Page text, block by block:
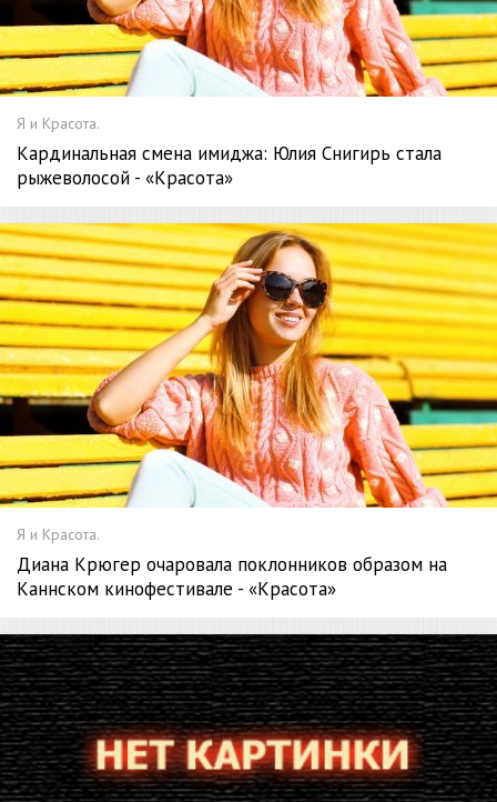
Я и Красота.
Кардинальная смена имиджа: Юлия Снигирь стала
рыжеволосой - «Красота»
Я и Красота.
Диана Крюгер очаровала поклонников образом на
Каннском кинофестивале - «Красота»